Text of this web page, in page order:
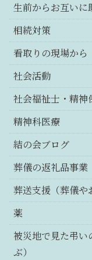
生前からお互いに
相続対策
看取りの現場から
社会活動
社会福祉士・精神
精神科医療
結の会ブログ
葬儀の返礼品事業
葬送支援（葬儀や
薬
被災地で見た弔
ぶ）